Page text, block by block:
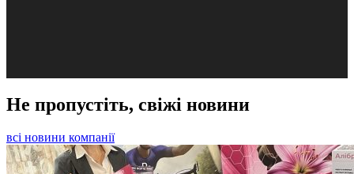
Не пропустіть, свіжі новини
всі новини компанії